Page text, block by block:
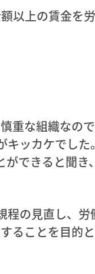
以上の賃金を
重な組織なの
ッカケでした
できると聞き
の見直し、労
ることを目的